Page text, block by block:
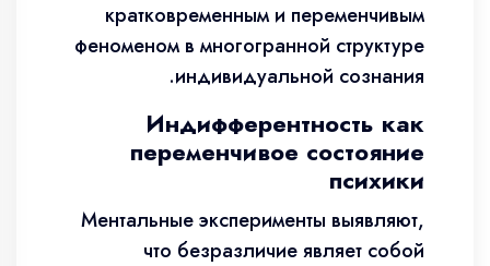
кратковременным и переменчивым
феноменом в многогранной структуре
индивидуальной сознания.
Индифферентность как
переменчивое состояние
психики
Ментальные эксперименты выявляют,
что безразличие являет собой